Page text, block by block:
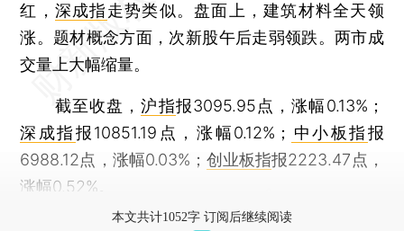
红， 深成指走势类似。盘面上，建筑材料全天领
涨。题材概念方面，次新股午后走弱领跌。两市成
交量上大幅缩量。
截至收盘，沪指报3095.95点，涨幅0.13%；
深成指报10851.19点，涨幅0.12%； 中小板指报
6988.12点，涨幅0.03%； 创业板指报2223.47点，
涨幅0.52%。
本文共计1052字 订阅后继续阅读